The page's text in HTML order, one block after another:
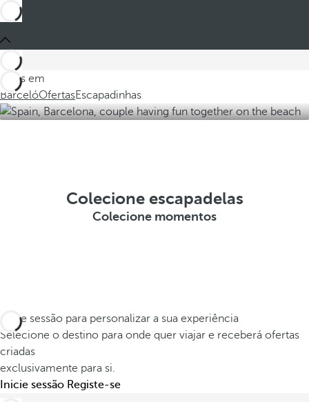
Estes em
BarcelóOfertasEscapadinhas
Colecione escapadelas
Colecione momentos
Inicie sessão para personalizar a sua experiência
Selecione o destino para onde quer viajar e receberá ofertas
criadas
exclusivamente para si.
Inicie sessão Registe-se